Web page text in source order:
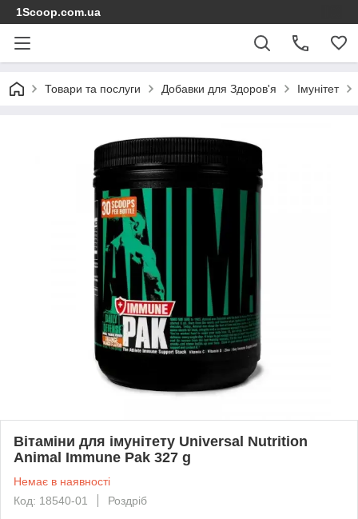
1Scoop.com.ua
Товари та послуги Добавки для Здоров'я Імунітет
Вітаміни для імунітету Universal Nutrition
Animal Immune Pak 327 g
Немає в наявності
Код: 18540-01
Роздріб